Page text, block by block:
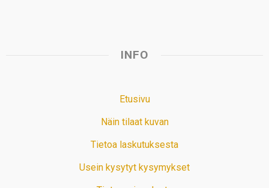
INFO
Etusivu
Näin tilaat kuvan
Tietoa laskutuksesta
Usein kysytyt kysymykset